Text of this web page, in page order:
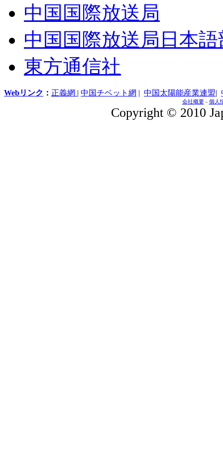
中国国際放送局
中国国際放送局日本語
東方通信社
Webリンク ： 正義網 | 中国チベット網 | 中国太陽能産業連盟|
会社概要- 個人
Copyright © 2010